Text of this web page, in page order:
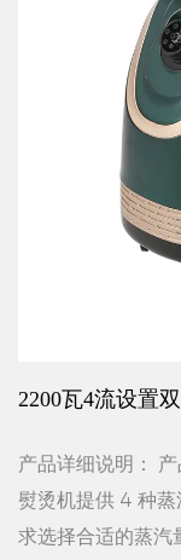
2200瓦4流设置
产品详细说明： 产品特点： 1. 4 种蒸汽设置 双滚筒商用蒸汽
熨烫机提供 4 种
求选择合适的蒸汽量，